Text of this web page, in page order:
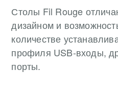
Столы Fil Rouge
дизайном и
количестве
профиля USB-входы,
порты.